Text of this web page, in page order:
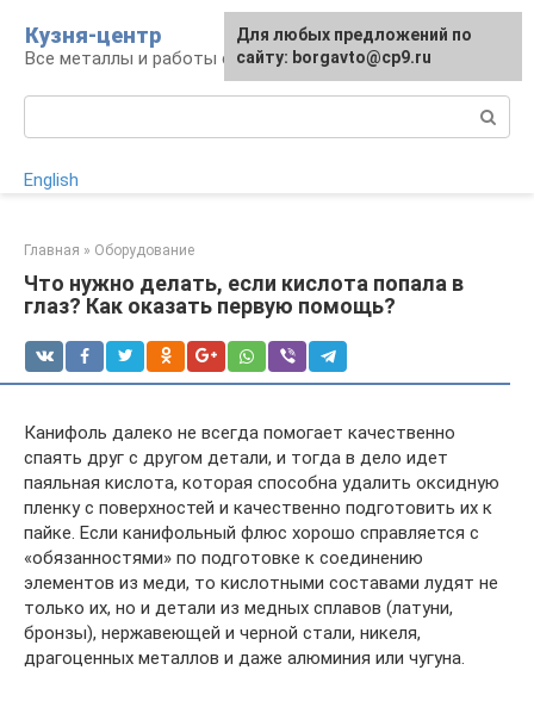
контенту
Кузня-центр
Все металлы и работы с ними
English
Главная » Оборудование
Что нужно делать, если кислота попала в
глаз? Как оказать первую помощь?
Канифоль далеко не всегда помогает качественно
спаять друг с другом детали, и тогда в дело идет
паяльная кислота, которая способна удалить оксидную
пленку с поверхностей и качественно подготовить их к
пайке. Если канифольный флюс хорошо справляется с
«обязанностями» по подготовке к соединению
элементов из меди, то кислотными составами лудят не
только их, но и детали из медных сплавов (латуни,
бронзы), нержавеющей и черной стали, никеля,
драгоценных металлов и даже алюминия или чугуна.
Для любых предложений по
сайту: borgavto@cp9.ru